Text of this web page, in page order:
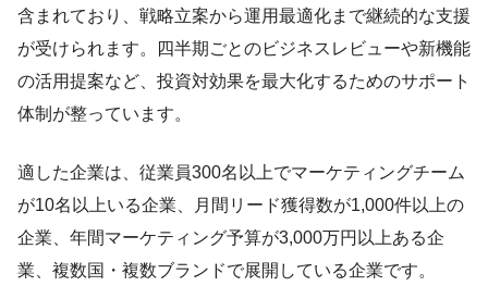
含まれており、戦略立案から運用最適化まで継続的な支援
が受けられます。四半期ごとのビジネスレビューや新機能
の活用提案など、投資対効果を最大化するためのサポート
体制が整っています。
適した企業は、従業員300名以上でマーケティングチーム
が10名以上いる企業、月間リード獲得数が1,000件以上の
企業、年間マーケティング予算が3,000万円以上ある企
業、複数国・複数ブランドで展開している企業です。